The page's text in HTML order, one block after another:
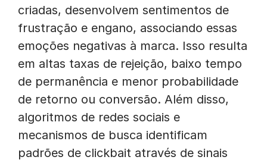
criadas, desenvolvem sentimentos de
frustração e engano, associando essas
emoções negativas à marca. Isso resulta
em altas taxas de rejeição, baixo tempo
de permanência e menor probabilidade
de retorno ou conversão. Além disso,
algoritmos de redes sociais e
mecanismos de busca identificam
padrões de clickbait através de sinais